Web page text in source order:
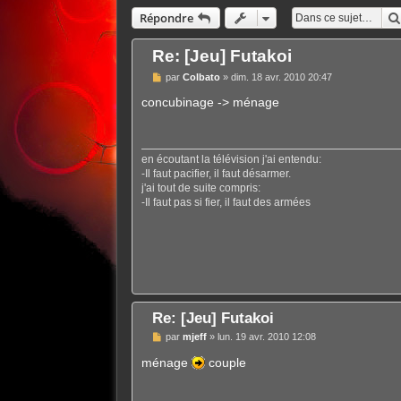
Répondre
Re: [Jeu] Futakoi
M
s
parColbato »dim. 18 avr. 2010 20:47
concubinage -> ménage
en écoutant la télévision j'ai entendu:
-Il faut pacifier, il faut désarmer.
j'ai tout de suite compris:
-Il faut pas si fier, il faut des armées
Re: [Jeu] Futakoi
M
s
s
parmjeff »lun. 19 avr. 2010 12:08
ménage couple